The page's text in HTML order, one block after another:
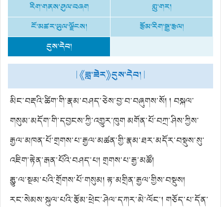
རིག་གནས་ཤུལ་བཞག
གླུ་གར།
ངོ་མཚར་ཡུལ་ལྗོངས།
རྩོམ་རིག་སྒྱུ་རྩལ།
དུས་དེབ།
| 《ཟླ་ཟེར》དུས་དེབ། |
མིང་བརྡའི་ཚིག་གི་རྣམ་བཤད་ཅེས་བྱ་བ་བཞུགས་སོ། ། བསྐལ་
བཟང་སངས་རྒྱས་ཀྱིས།
གསུམ་མདོག་གི་དབྱངས་ཀྱི་འགྱུར་ཁུག མགོན་པོ་བཀྲ་ཤིས་ཀྱིས་
བརྩམས།
རྒྱལ་མཁན་པོ་གྲགས་པ་རྒྱལ་མཚན་གྱི་རྣམ་ཐར་མདོར་བསྡུས་སུ་
བཀོད་པ།
འཇིག་རྟེན་རྒན་པོའི་བཤད་པ། གྲགས་པ་རྒྱ་མཚོ།
རྒྱུུ་ལ་སྔམ་པའི་གྲོགས་པོ་གསུམ། རྟ་མགྲིན་རྒྱལ་གྱིས་བསྡུས།
རང་སེམས་སྐུལ་པའི་རྩོམ་ཕྲེང་ཤེལ་དཀར་མེ་ལོང་། གཅོད་པ་དོན་